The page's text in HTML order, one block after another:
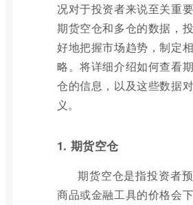
况对于投资者来说至关重
期货空仓和多仓的数据，
好地把握市场趋势，制定
略。将详细介绍如何查看
仓的信息，以及这些数据
义。
1. 期货空仓
期货空仓是指投资者
商品或金融工具的价格会